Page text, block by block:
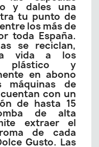
y dales una
tu punto de
los más de
toda España.
se reciclan,
vida a los
plástico y
en abono
máquinas de
cuentan con un
de hasta 15
de alta
extraer el
de cada
Gusto. Las